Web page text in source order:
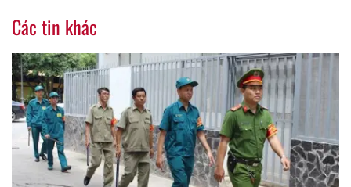
Các tin khác